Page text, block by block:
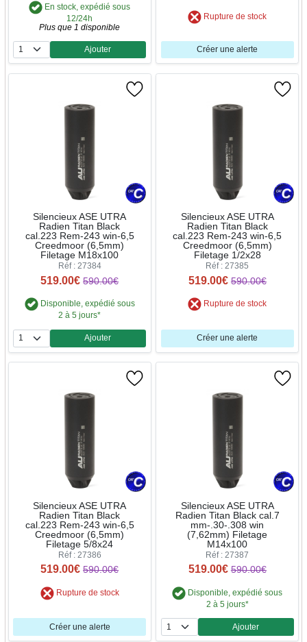
En stock, expédié sous
12/24h
Plus que 1 disponible
Quantité
Ajouter
Rupture de stock
Créer une alerte
Silencieux ASE UTRA
Radien Titan Black
cal.223 Rem-243 win-6,5
Creedmoor (6,5mm)
Filetage M18x100
Réf : 27384
519.00€ 590.00€
Disponible, expédié sous
2 à 5 jours*
Quantité
Ajouter
Silencieux ASE UTRA
Radien Titan Black
cal.223 Rem-243 win-6,5
Creedmoor (6,5mm)
Filetage 1/2x28
Réf : 27385
519.00€ 590.00€
Rupture de stock
Créer une alerte
Silencieux ASE UTRA
Radien Titan Black
cal.223 Rem-243 win-6,5
Creedmoor (6,5mm)
Filetage 5/8x24
Réf : 27386
519.00€ 590.00€
Rupture de stock
Créer une alerte
Silencieux ASE UTRA
Radien Titan Black cal.7
mm-.30-.308 win
(7,62mm) Filetage
M14x100
Réf : 27387
519.00€ 590.00€
Disponible, expédié sous
2 à 5 jours*
Quantité
Ajouter